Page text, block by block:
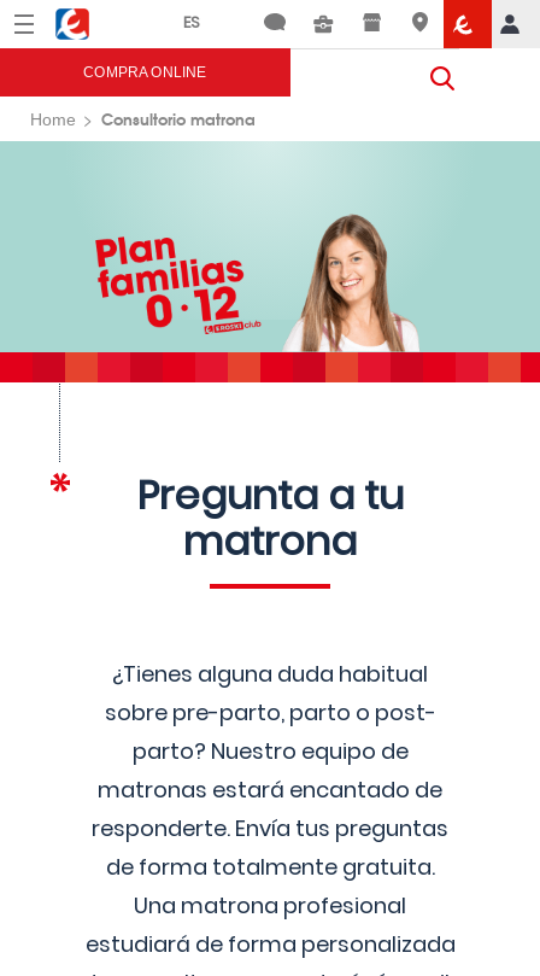
Menú Eroski
COMPRA ONLINE
Home Consultorio matrona
Pregunta a tu
matrona
¿Tienes alguna duda habitual
sobre pre-parto, parto o post-
parto? Nuestro equipo de
matronas estará encantado de
responderte. Envía tus preguntas
de forma totalmente gratuita.
Una matrona profesional
estudiará de forma personalizada